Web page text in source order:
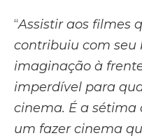
“Assistir aos filmes
contribuiu com seu
imaginação à
imperdível para
cinema. É a sétima
um fazer cinema